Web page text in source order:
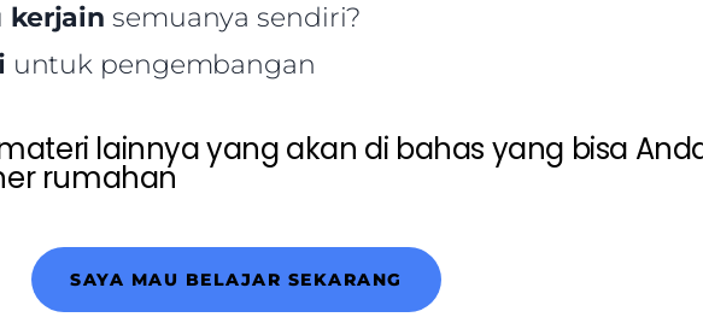
kerjain semuanya sendiri?
untuk pengembangan
lainnya yang akan di bahas yang bisa
rumahan
SAYA MAU BELAJAR SEKARANG